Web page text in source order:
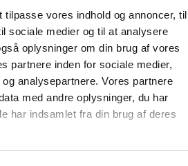
tilpasse vores indhold og annoncer, til
sociale medier og til at analysere
oplysninger om din brug af vores
partnere inden for sociale medier,
analysepartnere. Vores partnere
med andre oplysninger, du har
har indsamlet fra din brug af deres
nærvær og glæde, men for
også en svær måned.
meget for os, at vores
give sårbare børn et frirum –
og mistrivsel – og en
og mere håbefuld